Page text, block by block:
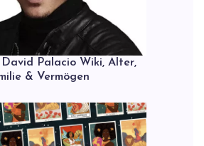
David Palacio Wiki, Alter,
& Vermögen